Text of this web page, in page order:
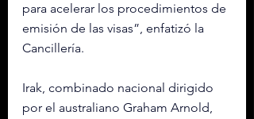
para acelerar los procedimientos de
emisión de las visas”, enfatizó la
Cancillería.
Irak, combinado nacional dirigido
por el australiano Graham Arnold,